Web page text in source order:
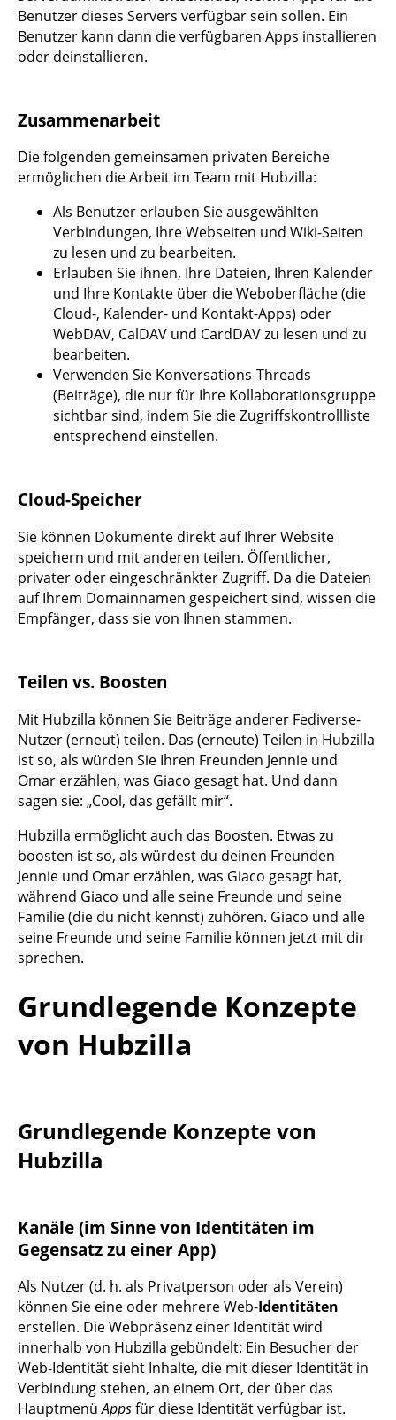
Benutzer dieses Servers verfügbar sein sollen. Ein
Benutzer kann dann die verfügbaren Apps installieren
oder deinstallieren.
Zusammenarbeit
Die folgenden gemeinsamen privaten Bereiche
ermöglichen die Arbeit im Team mit Hubzilla:
Als Benutzer erlauben Sie ausgewählten
Verbindungen, Ihre Webseiten und Wiki-Seiten
zu lesen und zu bearbeiten.
Erlauben Sie ihnen, Ihre Dateien, Ihren Kalender
und Ihre Kontakte über die Weboberfläche (die
Cloud-, Kalender- und Kontakt-Apps) oder
WebDAV, CalDAV und CardDAV zu lesen und zu
bearbeiten.
Verwenden Sie Konversations-Threads
(Beiträge), die nur für Ihre Kollaborationsgruppe
sichtbar sind, indem Sie die Zugriffskontrollliste
entsprechend einstellen.
Cloud-Speicher
Sie können Dokumente direkt auf Ihrer Website
speichern und mit anderen teilen. Öffentlicher,
privater oder eingeschränkter Zugriff. Da die Dateien
auf Ihrem Domainnamen gespeichert sind, wissen die
Empfänger, dass sie von Ihnen stammen.
Teilen vs. Boosten
Mit Hubzilla können Sie Beiträge anderer Fediverse-
Nutzer (erneut) teilen. Das (erneute) Teilen in Hubzilla
ist so, als würden Sie Ihren Freunden Jennie und
Omar erzählen, was Giaco gesagt hat. Und dann
sagen sie: „Cool, das gefällt mir“.
Hubzilla ermöglicht auch das Boosten. Etwas zu
boosten ist so, als würdest du deinen Freunden
Jennie und Omar erzählen, was Giaco gesagt hat,
während Giaco und alle seine Freunde und seine
Familie (die du nicht kennst) zuhören. Giaco und alle
seine Freunde und seine Familie können jetzt mit dir
sprechen.
Grundlegende Konzepte
von Hubzilla
Grundlegende Konzepte von
Hubzilla
Kanäle (im Sinne von Identitäten im
Gegensatz zu einer App)
Als Nutzer (d. h. als Privatperson oder als Verein)
können Sie eine oder mehrere Web-Identitäten
erstellen. Die Webpräsenz einer Identität wird
innerhalb von Hubzilla gebündelt: Ein Besucher der
Web-Identität sieht Inhalte, die mit dieser Identität in
Verbindung stehen, an einem Ort, der über das
HauptmenüAppsfür diese Identität verfügbar ist.